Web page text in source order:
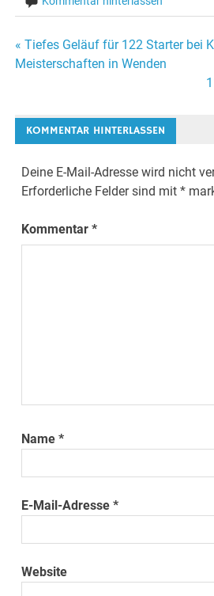
Beitragsnavigation
« Tiefes Geläuf für 122 Starter bei
Meisterschaften in Wenden
KOMMENTAR HINTERLASSEN
Deine E-Mail-Adresse wird nicht
Erforderliche Felder sind mit*
Kommentar*
Name*
E-Mail-Adresse*
Website